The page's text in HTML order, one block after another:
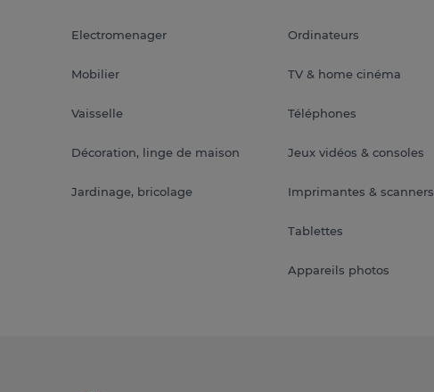
Electromenager
Mobilier
Vaisselle
Décoration, linge de maison
Jardinage, bricolage
Ordinateurs
TV & home cinéma
Téléphones
Jeux vidéos & consoles
Imprimantes & scanners
Tablettes
Appareils photos